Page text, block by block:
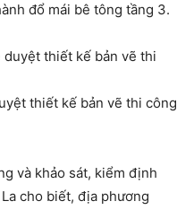
đổ mái bê tông tầng 3.
thiết kế bản vẽ thi công
và khảo sát, kiểm định
cho biết, địa phương